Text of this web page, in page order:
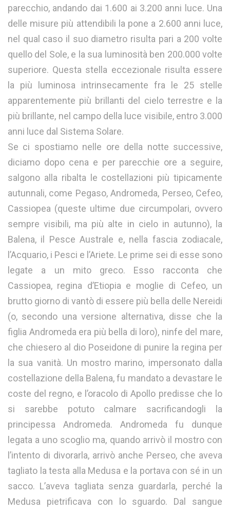
parecchio, andando dai 1.600 ai 3.200 anni luce. Una
delle misure più attendibili la pone a 2.600 anni luce,
nel qual caso il suo diametro risulta pari a 200 volte
quello del Sole, e la sua luminosità ben 200.000 volte
superiore. Questa stella eccezionale risulta essere
la più luminosa intrinsecamente fra le 25 stelle
apparentemente più brillanti del cielo terrestre e la
più brillante, nel campo della luce visibile, entro 3.000
anni luce dal Sistema Solare.
Se ci spostiamo nelle ore della notte successive,
diciamo dopo cena e per parecchie ore a seguire,
salgono alla ribalta le costellazioni più tipicamente
autunnali, come Pegaso, Andromeda, Perseo, Cefeo,
Cassiopea (queste ultime due circumpolari, ovvero
sempre visibili, ma più alte in cielo in autunno), la
Balena, il Pesce Australe e, nella fascia zodiacale,
l’Acquario, i Pesci e l’Ariete. Le prime sei di esse sono
legate a un mito greco. Esso racconta che
Cassiopea, regina d’Etiopia e moglie di Cefeo, un
brutto giorno di vantò di essere più bella delle Nereidi
(o, secondo una versione alternativa, disse che la
figlia Andromeda era più bella di loro), ninfe del mare,
che chiesero al dio Poseidone di punire la regina per
la sua vanità. Un mostro marino, impersonato dalla
costellazione della Balena, fu mandato a devastare le
coste del regno, e l’oracolo di Apollo predisse che lo
si sarebbe potuto calmare sacrificandogli la
principessa Andromeda. Andromeda fu dunque
legata a uno scoglio ma, quando arrivò il mostro con
l’intento di divorarla, arrivò anche Perseo, che aveva
tagliato la testa alla Medusa e la portava con sé in un
sacco. L’aveva tagliata senza guardarla, perché la
Medusa pietrificava con lo sguardo. Dal sangue